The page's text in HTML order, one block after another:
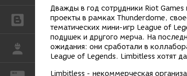
БЛОГИ
РАБОТА
REN
Дважды в год сотрудники Riot
проекты в рамках Thunderdome,
тематических мини-игр League of
подушек и другого мерча. На
ожидания: они сработали в
League of Legends. Limbitless хотят
Limbitless - некоммерческая